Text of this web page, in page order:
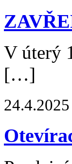
V úterý
[…]
24.4.2025